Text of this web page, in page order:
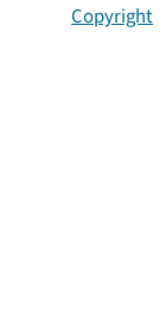
Copyright